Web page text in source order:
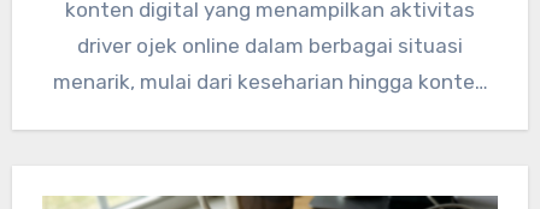
konten digital yang menampilkan aktivitas
driver ojek online dalam berbagai situasi
menarik, mulai dari keseharian hingga konten